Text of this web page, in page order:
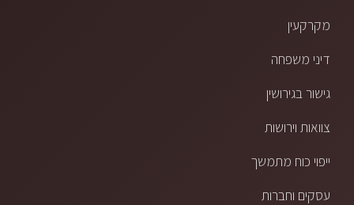
מקרקעין
דיני משפחה
גישור בגירושין
צוואות וירושות
ייפוי כוח מתמשך
עסקים וחברות